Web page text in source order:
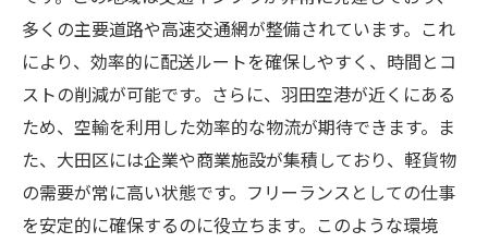
多くの主要道路や高速交通網が整備されています。これ
により、効率的に配送ルートを確保しやすく、時間とコ
ストの削減が可能です。さらに、羽田空港が近くにある
ため、空輸を利用した効率的な物流が期待できます。ま
た、大田区には企業や商業施設が集積しており、軽貨物
の需要が常に高い状態です。フリーランスとしての仕事
を安定的に確保するのに役立ちます。このような環境